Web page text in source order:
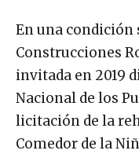
En una condición
Construcciones
invitada en 2019
Nacional de los
licitación de la
Comedor de la